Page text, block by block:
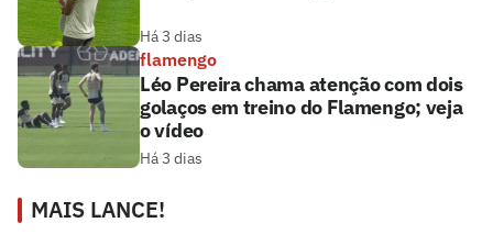
Há 3 dias
flamengo
Léo Pereira chama atenção com dois
golaços em treino do Flamengo; veja
o vídeo
Há 3 dias
MAIS LANCE!